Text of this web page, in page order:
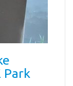
Park